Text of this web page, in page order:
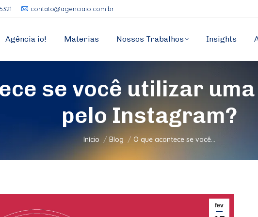
contato@agenciaio.com.br
Agência io! Materias Nossos Trabalhos Insights
se você utilizar
pelo Instagram?
Você está aqui:
Início Blog O que acontece se você…
fev